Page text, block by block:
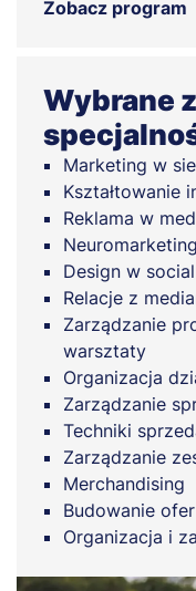
Zobacz program
Wybrane
Marketing w
Kształtowanie
Reklama w
Neuromarketing
Design w
Relacje z
Zarządzanie
warsztaty
Organizacja
Zarządzanie
Techniki
Zarządzanie
Merchandising
Budowanie
Organizacja i